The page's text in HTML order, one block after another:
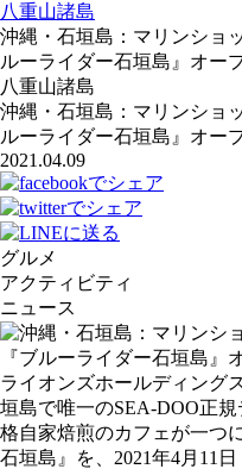
八重山諸島
沖縄・石垣島：マリンショ
ルーライダー石垣島』オー
八重山諸島
沖縄・石垣島：マリンショ
ルーライダー石垣島』オー
2021.04.09
グルメ
アクティビティ
ニュース
ライオンズホールディング
垣島で唯一のSEA-DOO正
格自家焙煎のカフェが一つ
石垣島』を、2021年4月11